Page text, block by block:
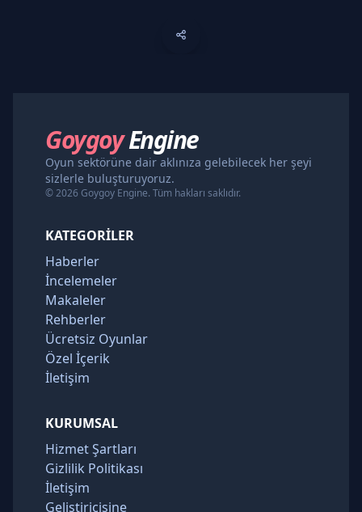
GoygoyEngine
Oyun sektörüne dair aklınıza gelebilecek her şeyi
sizlerle buluşturuyoruz.
© 2026 Goygoy Engine. Tüm hakları saklıdır.
KATEGORILER
Haberler
İncelemeler
Makaleler
Rehberler
Ücretsiz Oyunlar
Özel İçerik
İletişim
KURUMSAL
Hizmet Şartları
Gizlilik Politikası
İletişim
Geliştiricisine